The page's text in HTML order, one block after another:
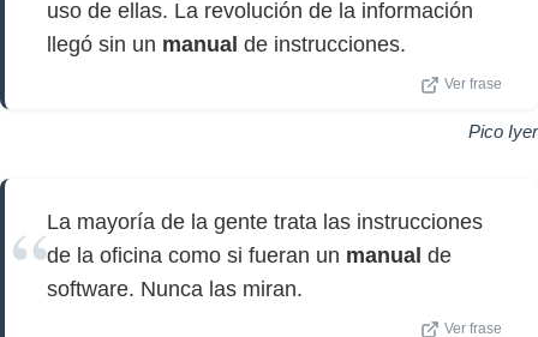
uso de ellas. La revolución de la información
llegó sin un manual de instrucciones.
Ver frase
Pico Iyer
La mayoría de la gente trata las instrucciones
de la oficina como si fueran un manual de
software. Nunca las miran.
Ver frase